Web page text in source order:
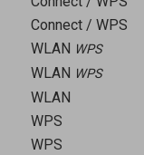
Connect / WPS
WLAN WPS
WLAN WPS
WLAN
WPS
WPS